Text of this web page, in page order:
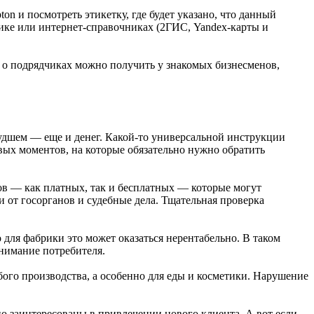
и посмотреть этикетку, где будет указано, что данный
или интернет-справочниках (2ГИС, Yandex-карты и
можно получить у знакомых бизнесменов,
— еще и денег. Какой-то универсальной инструкции
моментов, на которые обязательно нужно обратить
— как платных, так и бесплатных — которые могут
госорганов и судебные дела. Тщательная проверка
фабрики это может оказаться нерентабельно. В таком
потребителя.
производства, а особенно для еды и косметики. Нарушение